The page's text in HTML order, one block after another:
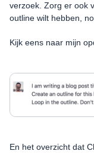
verzoek. Zorg er ook
outline wilt hebben,
Kijk eens naar mijn
En het overzicht dat